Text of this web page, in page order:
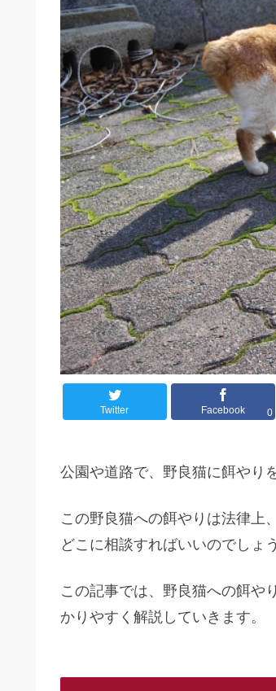
Twitter Facebook 0
公園や道路で、野良猫に餌やり
この野良猫への餌やりは法律上
どこに相談すればいいのでしょ
この記事では、野良猫への餌や
かりやすく解説していきます。